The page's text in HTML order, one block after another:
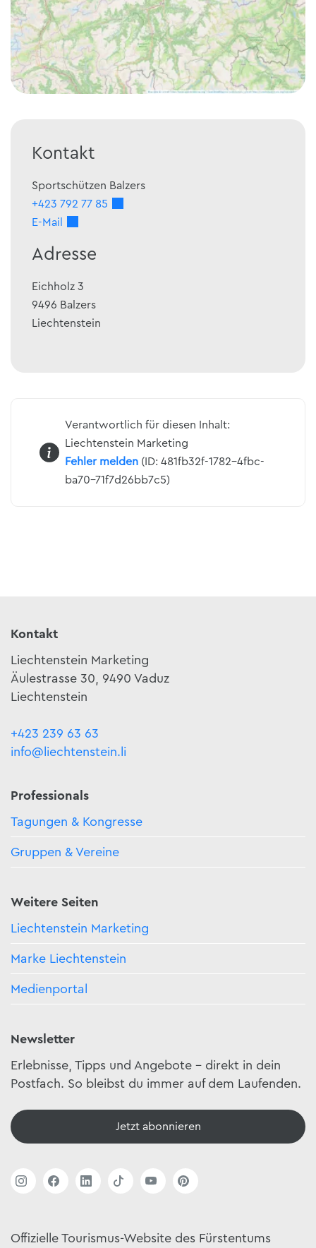
Kontakt
Sportschützen Balzers
+423 792 77 85
E-Mail
Adresse
Eichholz 3
9496 Balzers
Liechtenstein
Verantwortlich für diesen Inhalt:
Liechtenstein Marketing
Fehler melden(ID: 481fb32f-1782-4fbc-
ba70-71f7d26bb7c5)
Kontakt
Liechtenstein Marketing
Äulestrasse 30, 9490 Vaduz
Liechtenstein
+423 239 63 63
info@liechtenstein.li
Professionals
Tagungen & Kongresse
Gruppen & Vereine
Weitere Seiten
Liechtenstein Marketing
Marke Liechtenstein
Medienportal
Newsletter
Erlebnisse, Tipps und Angebote – direkt in dein
Postfach. So bleibst du immer auf dem Laufenden.
Jetzt abonnieren
Offizielle Tourismus-Website des Fürstentums